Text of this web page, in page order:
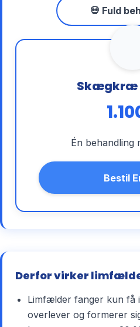
💀 Fuld
Skægkræ
Én behandling
Bestil
Derfor virker
Limfælder fanger kun få
overlever og formerer